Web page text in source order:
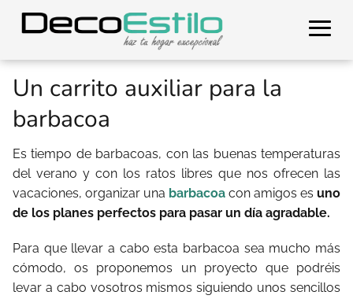
Un carrito auxiliar para la
barbacoa
Es tiempo de barbacoas, con las buenas temperaturas
del verano y con los ratos libres que nos ofrecen las
vacaciones, organizar una barbacoa con amigos es uno
de los planes perfectos para pasar un día agradable.
Para que llevar a cabo esta barbacoa sea mucho más
cómodo, os proponemos un proyecto que podréis
levar a cabo vosotros mismos siguiendo unos sencillos